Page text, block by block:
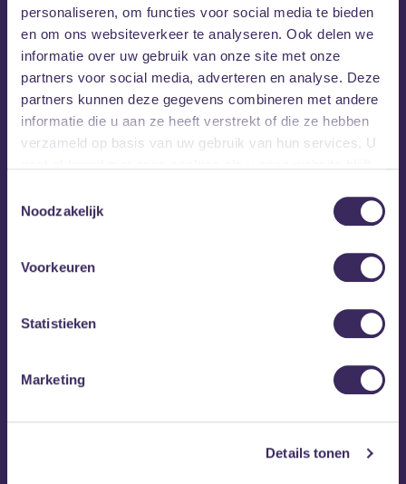
personaliseren, om functies voor social media te bieden
en om ons websiteverkeer te analyseren. Ook delen we
informatie over uw gebruik van onze site met onze
partners voor social media, adverteren en analyse. Deze
partners kunnen deze gegevens combineren met andere
informatie die u aan ze heeft verstrekt of die ze hebben
verzameld op basis van uw gebruik van hun services. U
Noodzakelijk
Voorkeuren
Statistieken
Marketing
Details tonen